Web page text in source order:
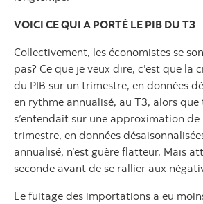
VOICI CE QUI A PORTÉ LE PIB DU T3
Collectivement, les économistes se
pas? Ce que je veux dire, c’est que la
du PIB sur un trimestre, en données
en rythme annualisé, au T3, alors
s’entendait sur une approximation de
trimestre, en données
annualisé, n’est guère flatteur. Mais
seconde avant de se rallier aux
Le fuitage des importations a eu